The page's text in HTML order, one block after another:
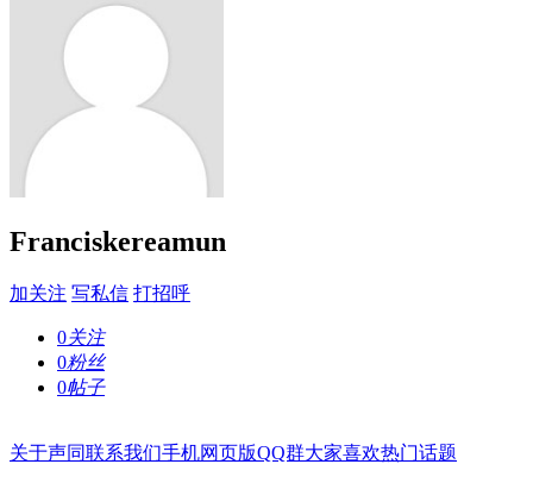
Franciskereamun
加关注 写私信 打招呼
0关注
0粉丝
0帖子
关于声同联系我们手机网页版QQ群大家喜欢热门话题